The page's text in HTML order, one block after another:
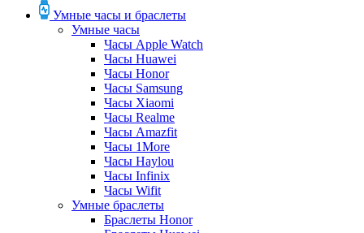
Умные часы и браслеты
Умные часы
Часы Apple Watch
Часы Huawei
Часы Honor
Часы Samsung
Часы Xiaomi
Часы Realme
Часы Amazfit
Часы 1More
Часы Haylou
Часы Infinix
Часы Wifit
Умные браслеты
Браслеты Honor